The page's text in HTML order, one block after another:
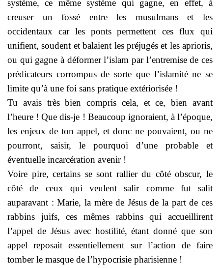
système, ce même système qui gagne, en effet, à
creuser un fossé entre les musulmans et les
occidentaux car les ponts permettent ces flux qui
unifient, soudent et balaient les préjugés et les aprioris,
ou qui gagne à déformer l’islam par l’entremise de ces
prédicateurs corrompus de sorte que l’islamité ne se
limite qu’à une foi sans pratique extériorisée !
Tu avais très bien compris cela, et ce, bien avant
l’heure ! Que dis-je ! Beaucoup ignoraient, à l’époque,
les enjeux de ton appel, et donc ne pouvaient, ou ne
pourront, saisir, le pourquoi d’une probable et
éventuelle incarcération avenir !
Voire pire, certains se sont rallier du côté obscur, le
côté de ceux qui veulent salir comme fut salit
auparavant : Marie, la mère de Jésus de la part de ces
rabbins juifs, ces mêmes rabbins qui accueillirent
l’appel de Jésus avec hostilité, étant donné que son
appel reposait essentiellement sur l’action de faire
tomber le masque de l’hypocrisie pharisienne !